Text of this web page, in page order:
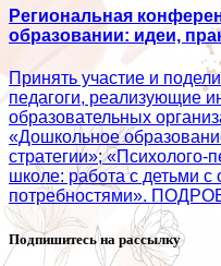
Региональная
образовании: идеи,
Принять участие и
педагоги, реализующие
образовательных
«Дошкольное
стратегии»;
школе: работа с детьми
потребностями».
Подпишитесь на рассылку